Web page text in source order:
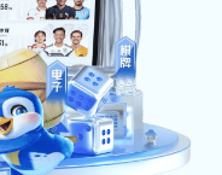
员工风采